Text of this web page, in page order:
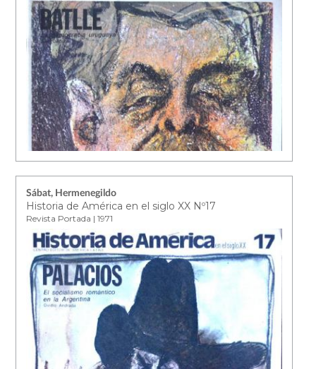
Sábat, Hermenegildo
Historia de América en el siglo XX Nº17
Revista Portada | 1971